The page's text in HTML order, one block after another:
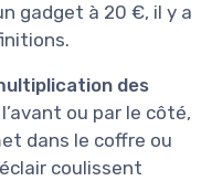
gadget à 20 €, il y a
des
ou par le côté,
dans le coffre ou
coulissent